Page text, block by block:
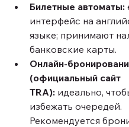
Билетные автоматы:
интерфейс на
языке; принимают
банковские карты.
Онлайн-
(официальный сайт
TRA): идеально,
избежать очередей.
Рекомендуется